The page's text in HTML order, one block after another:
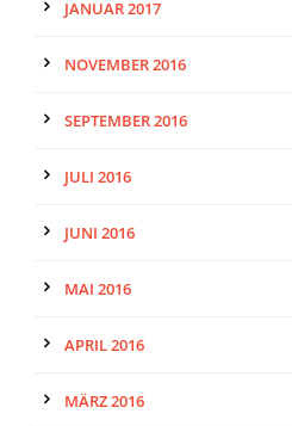
JANUAR 2017
NOVEMBER 2016
SEPTEMBER 2016
JULI 2016
JUNI 2016
MAI 2016
APRIL 2016
MÄRZ 2016